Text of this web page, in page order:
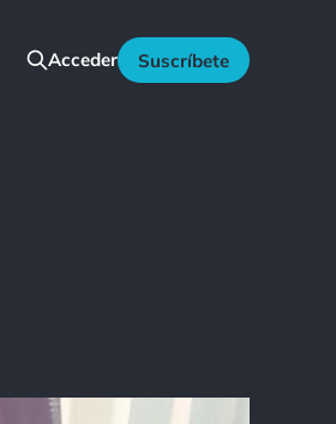
Acceder Suscríbete